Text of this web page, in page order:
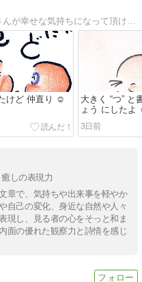
ブログ『HOPPYの部屋』が、皆さんが幸せな気持ちになって頂けれる一助と成れれば幸いです。
けど 仲直り ☺️
大きく “つ” と
ょう にしたよ
3日前
しの表現力
章で、気持ちや出来事を軽やか
自己の変化、身近な自然や人々
現し、見る者の心をそっと和ま
面の優れた観察力と詩情を感じ